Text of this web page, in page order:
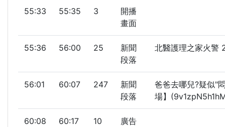
55:33 55:35 3
開播
畫面
55:36 56:00 25
新聞
段落
北醫護理之家火警
56:01 60:07 247
新聞
段落
爸爸去哪兒?疑似"
場】
60:08 60:17 10 廣告